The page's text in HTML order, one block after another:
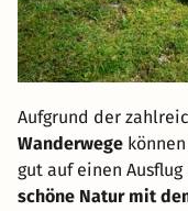
Aufgrund der
Wanderwege
gut auf einen
schöne Natur mit